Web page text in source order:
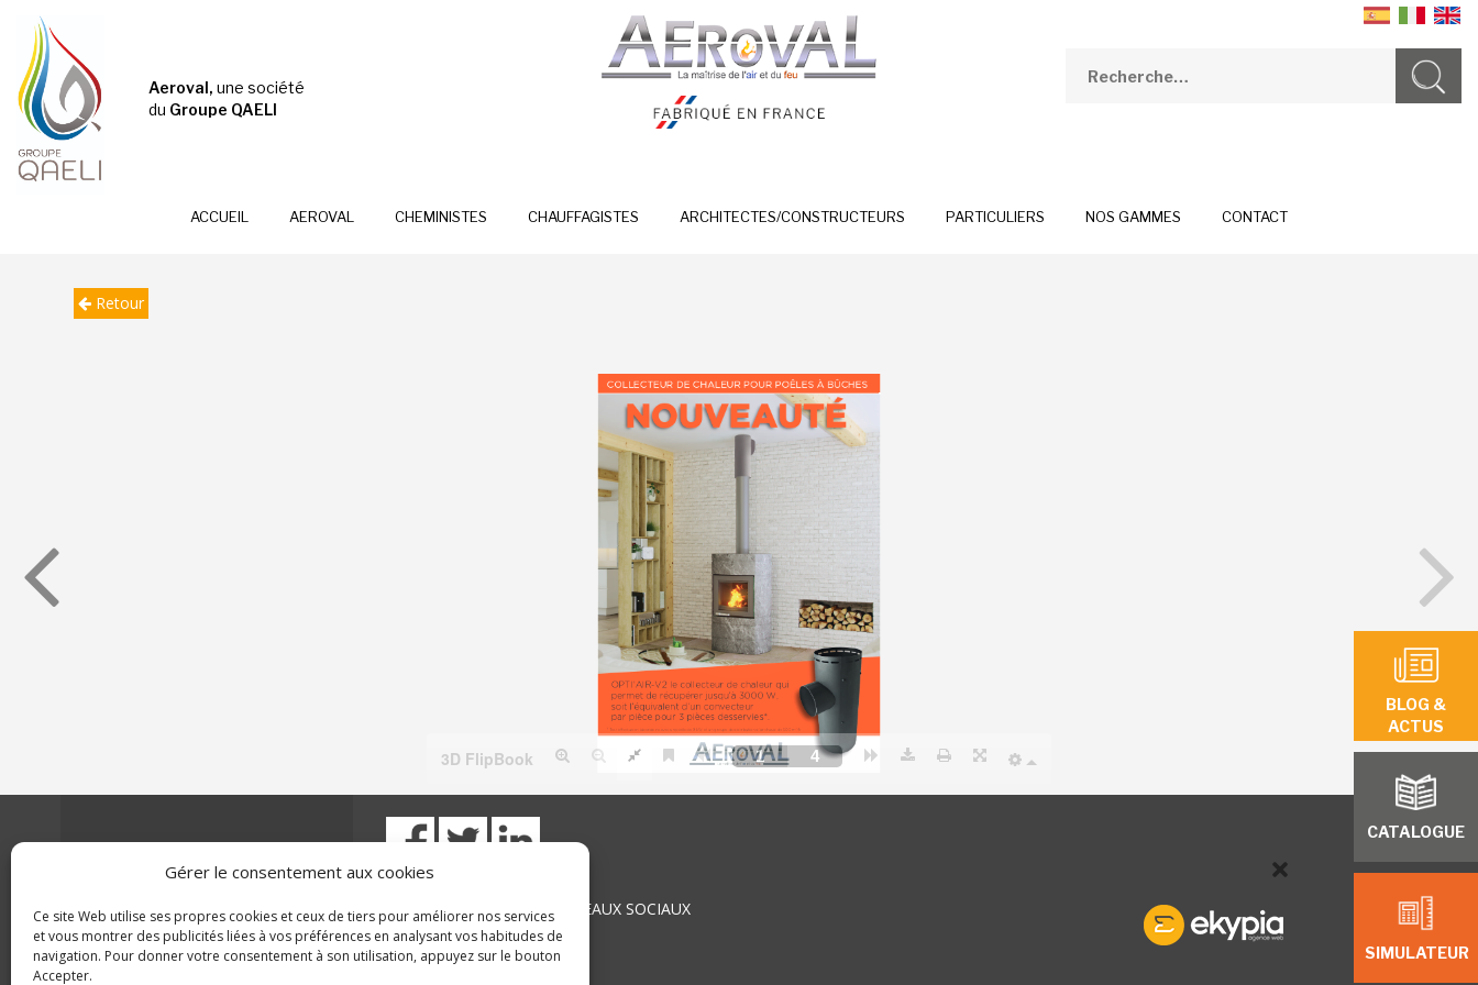
Gérer le consentement aux cookies
Ce site Web utilise ses propres cookies et ceux de tiers pour améliorer nos services
et vous montrer des publicités liées à vos préférences en analysant vos habitudes de
navigation. Pour donner votre consentement à son utilisation, appuyez sur le bouton
Accepter.
Aeroval, une société
du Groupe QAELI
ACCUEIL AEROVAL CHEMINISTES CHAUFFAGISTES ARCHITECTES/CONSTRUCTEURS PARTICULIERS NOS GAMMES CONTACT
BLOG &
ACTUS
CATALOGUE
SIMULATEUR
Retour
AEROVAL
Z.A. la Pimpie – 26120 Montélier
Fax 04 75 57 35 51
SUIVEZ NOUS SUR LES RÉSEAUX SOCIAUX
CONTACT
PLAN DU SITE